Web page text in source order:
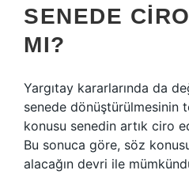
SENEDE
MI?
Yargıtay kararlarında da
senede dönüştürülmesinin
konusu senedin artık ciro
Bu sonuca göre, söz
alacağın devri ile